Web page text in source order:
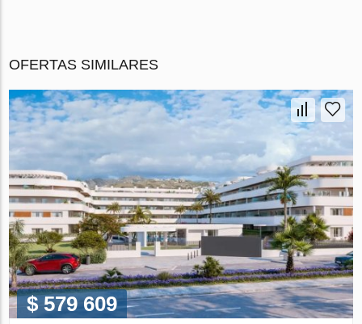
OFERTAS SIMILARES
$ 579 609